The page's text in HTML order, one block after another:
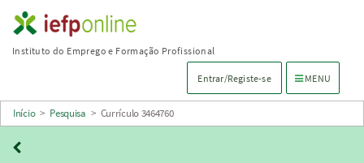
Saltar
para
principal
Instituto do Emprego e Formação Profissional
Entrar/Registe-se Menu de
MENU
Início > Pesquisa > Currículo 3464760